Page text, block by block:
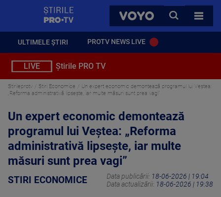
VOYO
CAUTA
TOATE
ULTIMELE ȘTIRI PROTV NEWS LIVE
LIVE Știrile PRO TV
Stirileprotv Stiri Economice
Un expert economic demontează programul lui Veștea:
„Reforma administrativă lipsește, iar multe măsuri sunt prea vagi”
Un expert economic demontează
programul lui Veștea: „Reforma
administrativă lipsește, iar multe
măsuri sunt prea vagi”
STIRI ECONOMICE Data publicării: 18-06-2026 | 19:04
Data actualizării: 18-06-2026 | 19:38